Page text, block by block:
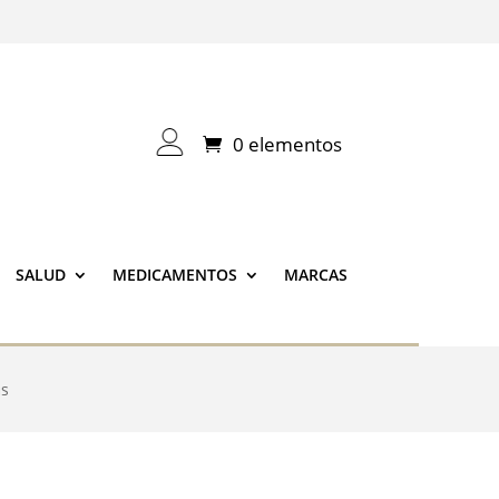
0 elementos
SALUD MEDICAMENTOS MARCAS